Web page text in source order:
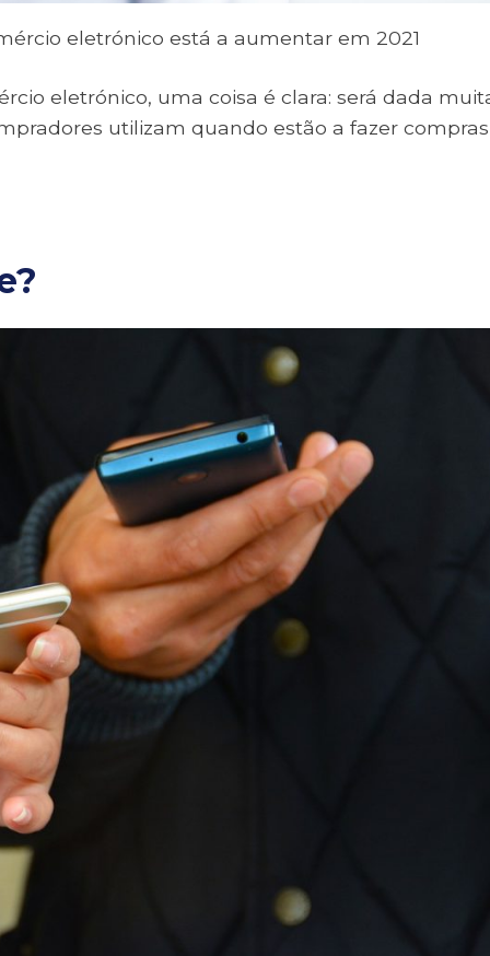
eletrónico está a aumentar em 2021
eletrónico, uma coisa é clara: será dada
utilizam quando estão a fazer compras